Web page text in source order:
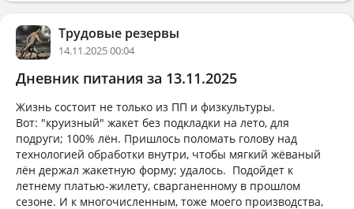
Трудовые резервы
14.11.2025 00:04
Дневник питания за 13.11.2025
Жизнь состоит не только из ПП и физкультуры.
Вот: "круизный" жакет без подкладки на лето, для
подруги; 100% лён. Пришлось поломать голову над
технологией обработки внутри, чтобы мягкий жёваный
лён держал жакетную форму; удалось. Подойдет к
летнему платью-жилету, сварганенному в прошлом
сезоне. И к многочисленным, тоже моего производства,